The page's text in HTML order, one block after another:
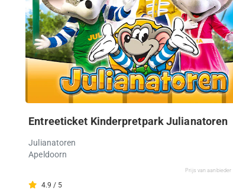
Entreeticket Kinderpretpark Julianatoren
Julianatoren
Apeldoorn
4.9 / 5
Prijs van aanbieder